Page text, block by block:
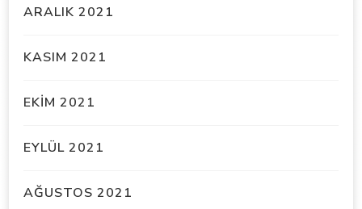
ARALIK 2021
KASIM 2021
EKIM 2021
EYLÜL 2021
AĞUSTOS 2021